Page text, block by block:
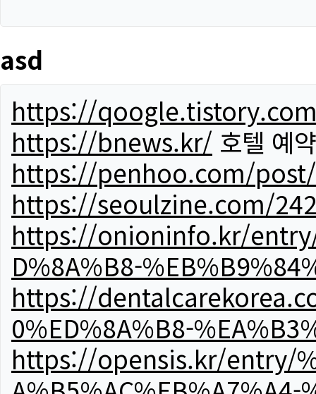
asd
https://
https://bnews.kr/ 호텔 예약
https://penhoo.com/
https://seoulzine.com/
https://onioninfo.kr/entry/
D%8A%B8-
https://
0%ED%8A%B8-
https://opensis.kr/entry/